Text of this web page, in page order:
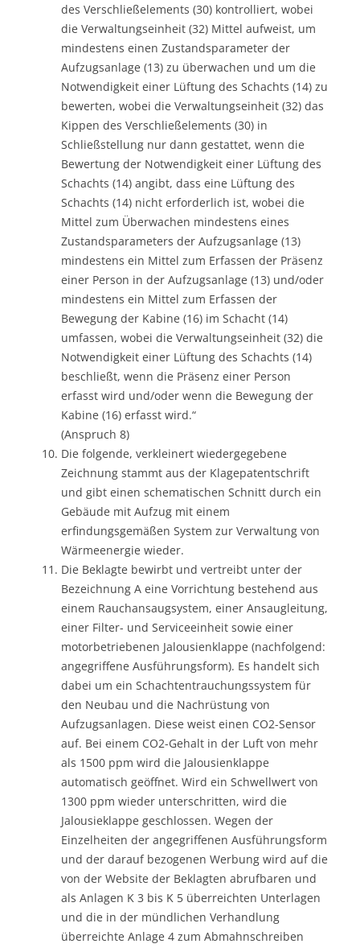
des Verschließelements (30) kontrolliert, wobei
die Verwaltungseinheit (32) Mittel aufweist, um
mindestens einen Zustandsparameter der
Aufzugsanlage (13) zu überwachen und um die
Notwendigkeit einer Lüftung des Schachts (14) zu
bewerten, wobei die Verwaltungseinheit (32) das
Kippen des Verschließelements (30) in
Schließstellung nur dann gestattet, wenn die
Bewertung der Notwendigkeit einer Lüftung des
Schachts (14) angibt, dass eine Lüftung des
Schachts (14) nicht erforderlich ist, wobei die
Mittel zum Überwachen mindestens eines
Zustandsparameters der Aufzugsanlage (13)
mindestens ein Mittel zum Erfassen der Präsenz
einer Person in der Aufzugsanlage (13) und/oder
mindestens ein Mittel zum Erfassen der
Bewegung der Kabine (16) im Schacht (14)
umfassen, wobei die Verwaltungseinheit (32) die
Notwendigkeit einer Lüftung des Schachts (14)
beschließt, wenn die Präsenz einer Person
erfasst wird und/oder wenn die Bewegung der
Kabine (16) erfasst wird.“
(Anspruch 8)
Die folgende, verkleinert wiedergegebene
Zeichnung stammt aus der Klagepatentschrift
und gibt einen schematischen Schnitt durch ein
Gebäude mit Aufzug mit einem
erfindungsgemäßen System zur Verwaltung von
Wärmeenergie wieder.
Die Beklagte bewirbt und vertreibt unter der
Bezeichnung A eine Vorrichtung bestehend aus
einem Rauchansaugsystem, einer Ansaugleitung,
einer Filter- und Serviceeinheit sowie einer
motorbetriebenen Jalousienklappe (nachfolgend:
angegriffene Ausführungsform). Es handelt sich
dabei um ein Schachtentrauchungssystem für
den Neubau und die Nachrüstung von
Aufzugsanlagen. Diese weist einen CO2-Sensor
auf. Bei einem CO2-Gehalt in der Luft von mehr
als 1500 ppm wird die Jalousienklappe
automatisch geöffnet. Wird ein Schwellwert von
1300 ppm wieder unterschritten, wird die
Jalousieklappe geschlossen. Wegen der
Einzelheiten der angegriffenen Ausführungsform
und der darauf bezogenen Werbung wird auf die
von der Website der Beklagten abrufbaren und
als Anlagen K 3 bis K 5 überreichten Unterlagen
und die in der mündlichen Verhandlung
überreichte Anlage 4 zum Abmahnschreiben